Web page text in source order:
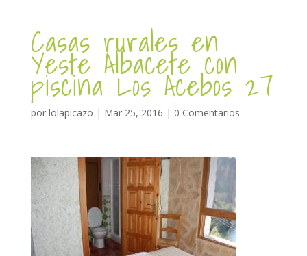
Casas rurales en
Yeste Albacete con
piscina Los Acebos 27
por lolapicazo | Mar 25, 2016 | 0 Comentarios